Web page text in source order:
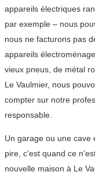
appareils électriques
par exemple – nous
nous ne facturons pas
appareils
vieux pneus, de métal
Le Vaulmier, nous
compter sur notre
responsable.
Un garage ou une cave
pire, c’est quand ce
nouvelle maison à Le